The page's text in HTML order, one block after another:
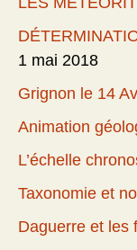
1 mai 2018
Grignon le 14
Animation
L’échelle
Taxonomie et
Daguerre et les